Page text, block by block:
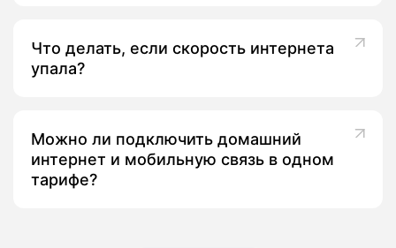
Что делать, если скорость интернета
упала?
Можно ли подключить домашний
интернет и мобильную связь в одном
тарифе?